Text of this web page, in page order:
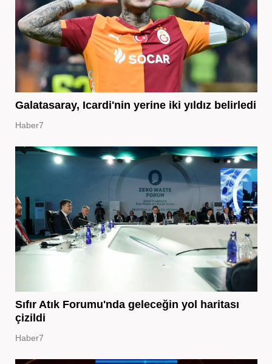
Galatasaray, Icardi'nin yerine iki yıldız belirledi
Haber7
Sıfır Atık Forumu'nda geleceğin yol haritası
çizildi
Haber7